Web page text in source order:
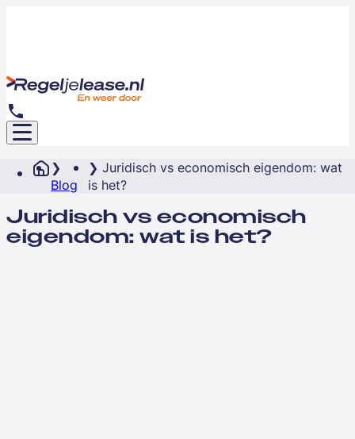
Blog
Juridisch vs economisch eigendom: wat
is het?
Juridisch vs economisch
eigendom: wat is het?